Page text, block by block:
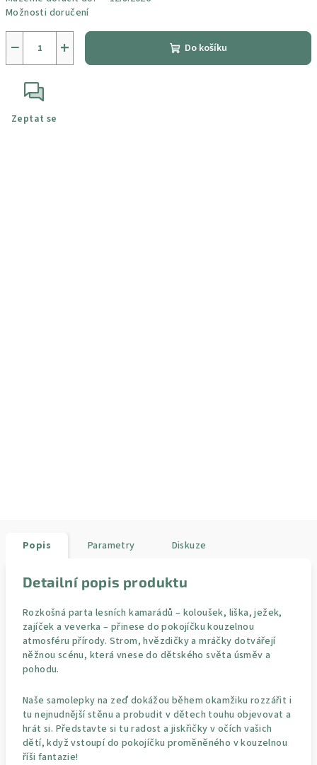
Možnosti doručení
+
− Do košíku
Zeptat se
Popis Parametry Diskuze
Detailní popis produktu
Rozkošná parta lesních kamarádů – koloušek, liška, ježek,
zajíček a veverka – přinese do pokojíčku kouzelnou
atmosféru přírody. Strom, hvězdičky a mráčky dotvářejí
něžnou scénu, která vnese do dětského světa úsměv a
pohodu.
Naše samolepky na zeď dokážou během okamžiku rozzářit i
tu nejnudnější stěnu a probudit v dětech touhu objevovat a
hrát si. Představte si tu radost a jiskřičky v očích vašich
dětí, když vstoupí do pokojíčku proměněného v kouzelnou
říši fantazie!